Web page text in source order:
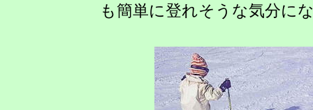
も簡単に登れそうな気分に